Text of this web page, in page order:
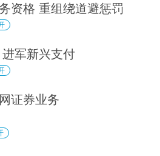
资格 重组绕道避惩罚
军新兴支付
证券业务